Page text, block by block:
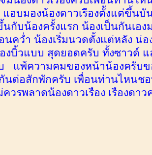
บมองน้องดาวเรืองตั้งแต่ขึ้นบั
กับน้องครั้งแรก น้องเป็นกันเอ
นคว่ำ น้องเริ่มนวดตั้งแต่หลัง
งบิ้วแบบ สุดยอดครับ ทั้งซาวด์ แ
แพ้ความคมของหน้าน้องครับข
นต่อสักพักครับ เพื่อนท่านไหนช
วรพลาดน้องดาวเรือง เรืองดาว